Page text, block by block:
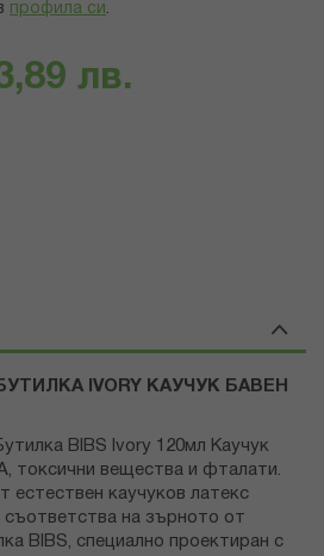
профила си .
лв.
IVORY КАУЧУК БАВЕН
BIBS Ivory 120мл Каучук
токсични вещества и фталати.
каучуков латекс
съответства на зърното от
BIBS, специално проектиран с